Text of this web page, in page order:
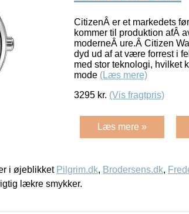
CitizenÂ er et markedets
kommer til produktion afÂ
moderneÂ ure.Â Citizen
dyd ud af at være forrest i
med stor teknologi, hvilket
mode (Læs mere)
3295 kr. (Vis fragtpris)
Læs mere »
i øjeblikket Pilgrim.dk, Brodersens.dk,
lækre smykker.